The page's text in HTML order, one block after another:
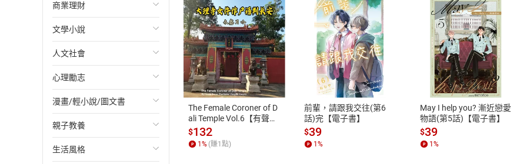
商業理財
投資理財
經濟/趨勢
財務/金融
管理/領導
職場工作術
成功法
文學小說
歐美文學
日本文學
韓國文學
華文文學
經典文學
人文社會
國際關係
政治
社會科學
台灣/中國歷史
心理勵志
心靈成長/情緒
人際關係
兩性關係
漫畫/輕小說/圖文書
輕小說
奇幻/科幻
親子教養
教育現場
生活風格
付款方式
ATM轉帳、信用卡、LINE PAY、AFTEE
退換貨規範
本店是否提供消費者保護法七日猶
之權利，遽消費者保護法及通訊交
除權合理例外情事適用準則，依商
質各有不同規定。詳細退換貨說明
照各商品說明。
The Female Coroner of D
ali Temple Vol.6【有聲
書】
$132
1 % (賺1 點)
前輩，請跟我交往(第6
話)完【電子書】
$39
1 %
May I help you? 漸近戀愛
物語(第5話)【電子書】
$39
1 %